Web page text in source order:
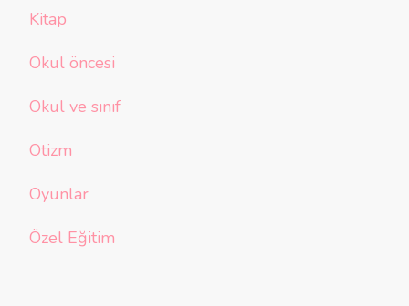
Kitap
Okul öncesi
Okul ve sınıf
Otizm
Oyunlar
Özel Eğitim